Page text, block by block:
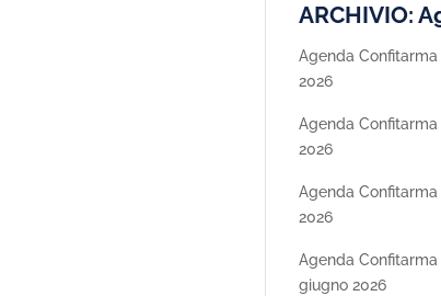
ARCHIVIO:
Agenda
2026
Agenda
2026
Agenda
2026
Agenda Confitarma
giugno 2026